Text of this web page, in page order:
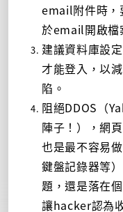
email附件時，
於email開啟檔
建議資料庫設
才能登入，以
陷。
阻絕DDOS（
陣子！），網
也是最不容易
鍵盤記錄器等
題，還是落在
讓hacker認為